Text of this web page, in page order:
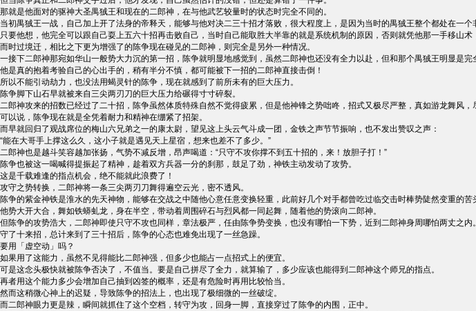
那就是他面对的驱神大圣禺狨王和现在的二郎神，在与他武艺较量时的状态时完全不同的。
当初禺狨王一战，自己加上开了法身的帝释天，能够与他对决二三十招才落败，很大程度上，是因为当时的禺狨王整个都处在一
只要他想，他完全可以跟自己耍上五六十招再击败自己，当时自己能取胜大半靠的就是系统机制的原因，否则就凭他那一手移山术
而时过境迁，相比之下更为增强了的陈争现在碰见的二郎神，则完全是另外一种情况。
一接下二郎神那宛如华山一般势大力沉的第一招，陈争就明显地感觉到，虽然二郎神也还没有全力以赴，但和那个禺狨王明显是完
他是真的抱着考验自己的心出手的，稍有半分不慎，都可能被下一招的二郎神直接击倒！
所以不能引动劫力，也没法用蝎灵针的陈争，现在就感到了前所未有的巨大压力。
陈争脚下山石早就被来自三尖两刃刀的巨大压力给碾得寸寸碎裂。
二郎神攻来的招数已经过了二十招，陈争虽然体质特殊自然不觉得疲累，但是他神锋之势咄咚，招式又极尽严整，真如游龙舞风
可以说，陈争现在就是全凭着耐力和精神在绷紧了招架。
而早就回归了观战席位的梅山六兄弟之一的康太尉，望见这上头云气斗成一团，金铁之声节节振响，也不发出赞叹之声：
“能在大哥手上撑这么久，这小子就是遇见天上星宿，想来也差不了多少。”
二郎神也是越斗笑容越加张扬，气势不减反增，昂声喝道：“只守不攻你撑不到五十招的，来！放胆子打！”
陈争也被这一喝喊得提振起了精神，趁着双方兵器一分的刹那，鼓足了劲，神铁主动发动了攻势。
这是千载难逢的指点机会，绝不能就此浪费了！
攻守之势转换，二郎神将一条三尖两刃刀舞得遍空云光，密不透风。
陈争的紫金神铁是淮水的先天神物，能够在交战之中随他心意任意变换轻重，此前好几个对手都曾吃过临交击时棒势陡然变重的苦
他势大开大合，舞如铁蟒虬龙，身在半空，带动着周围碎石与烈风都一同起舞，随着他的势滚向二郎神。
但陈争的攻势浩大，二郎神即使只守不攻也同样，章法极严，任由陈争势变换，也没有哪怕一下势，近到二郎神身周哪怕两丈之内。
守了十来招，总计来到了三十招后，陈争的心态也难免出现了一丝急躁。
要用「虚空动」吗？
如果用了这能力，虽然不见得能比二郎神强，但多少也能占一点招式上的便宜。
可是这念头极快就被陈争否决了，不值当。要是自己拼尽了全力，就算输了，多少应该也能得到二郎神这个师兄的指点。
再者用这个能力多少会增加自己抽到凶签的概率，还是有危险时再用比较恰当。
然而这稍微心神上的迟疑，导致陈争的招法上，也出现了极细微的一丝破绽。
而二郎神眼力更是辣，瞬间就抓住了这个空档，转守为攻，回身一脚，直接穿过了陈争的内围，正中。